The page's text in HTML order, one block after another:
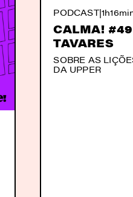
PODCAST|
CALMA!
TAVARES
SOBRE AS
DA UPPER